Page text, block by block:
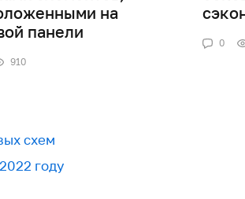
на
панели
910
0
схем
году